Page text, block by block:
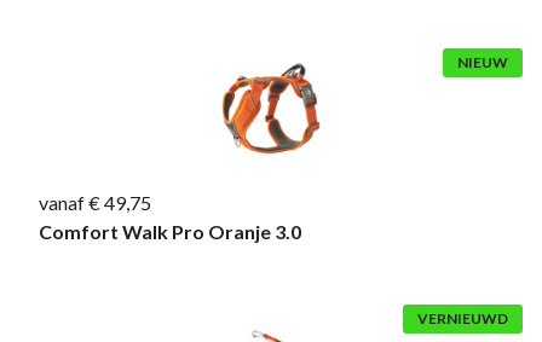
NIEUW
vanaf € 49,75
Comfort Walk Pro Oranje 3.0
VERNIEUWD